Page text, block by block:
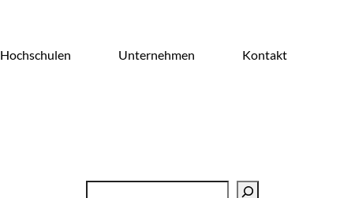
Hochschulen Unternehmen Kontakt